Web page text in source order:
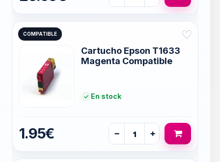
COMPATIBLE ♡
Cartucho Epson T1633
Magenta Compatible
En stock
1.95€ − +